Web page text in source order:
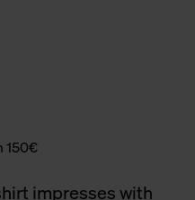
150€
impresses with